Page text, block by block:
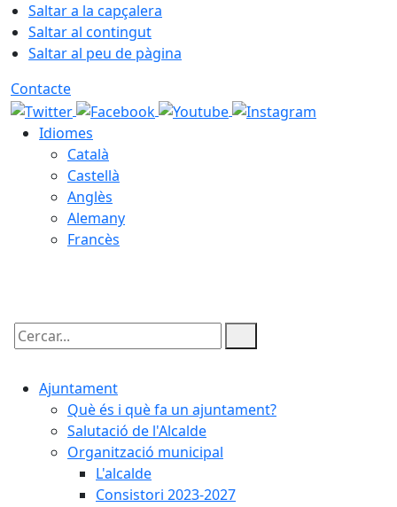
Saltar a la capçalera
Saltar al contingut
Saltar al peu de pàgina
Contacte
Idiomes
Català
Castellà
Anglès
Alemany
Francès
Cercar:
Ajuntament
Què és i què fa un ajuntament?
Salutació de l'Alcalde
Organització municipal
L'alcalde
Consistori 2023-2027